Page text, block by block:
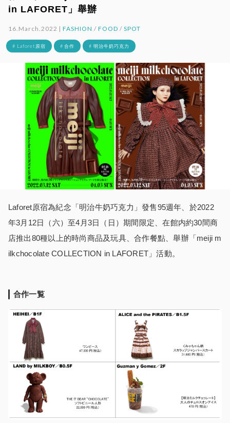
in LAFORET」舉辦
16.March.2022 |FASHION / FOOD / SPOT
# Laforet原宿 # 合作 # 明治牛奶巧克力
Laforet原宿為紀念「明治牛奶巧克力」發售95週年、於2022
年3月12日（六）至4月3日（日）期間限定、在館内約30間商
店推出80種以上的時尚商品及玩具、合作餐點、舉辦「meiji m
ilkchocolate COLLECTION in LAFORET」活動。
合作一覧